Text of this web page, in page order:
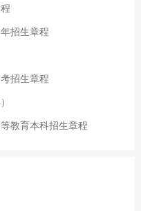
招生章程
招生章程
教育本科招生章程